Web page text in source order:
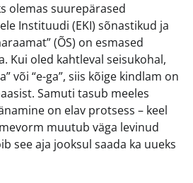
olemas suurepärased
Instituudi (EKI) sõnastikud ja
(ÕS) on esmased
Kui oled kahtleval seisukohal,
või “e-ga”, siis kõige kindlam on
Samuti tasub meeles
on elav protsess – keel
muutub väga levinud
see aja jooksul saada ka uueks